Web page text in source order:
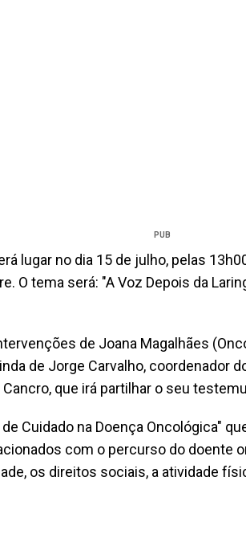
PUB
lugar no dia 15 de julho, pelas
O tema será: "A Voz Depois da
de Joana Magalhães
de Jorge Carvalho, coordenador
que irá partilhar o seu
Cuidado na Doença Oncológica"
com o percurso do doente
os direitos sociais, a atividade